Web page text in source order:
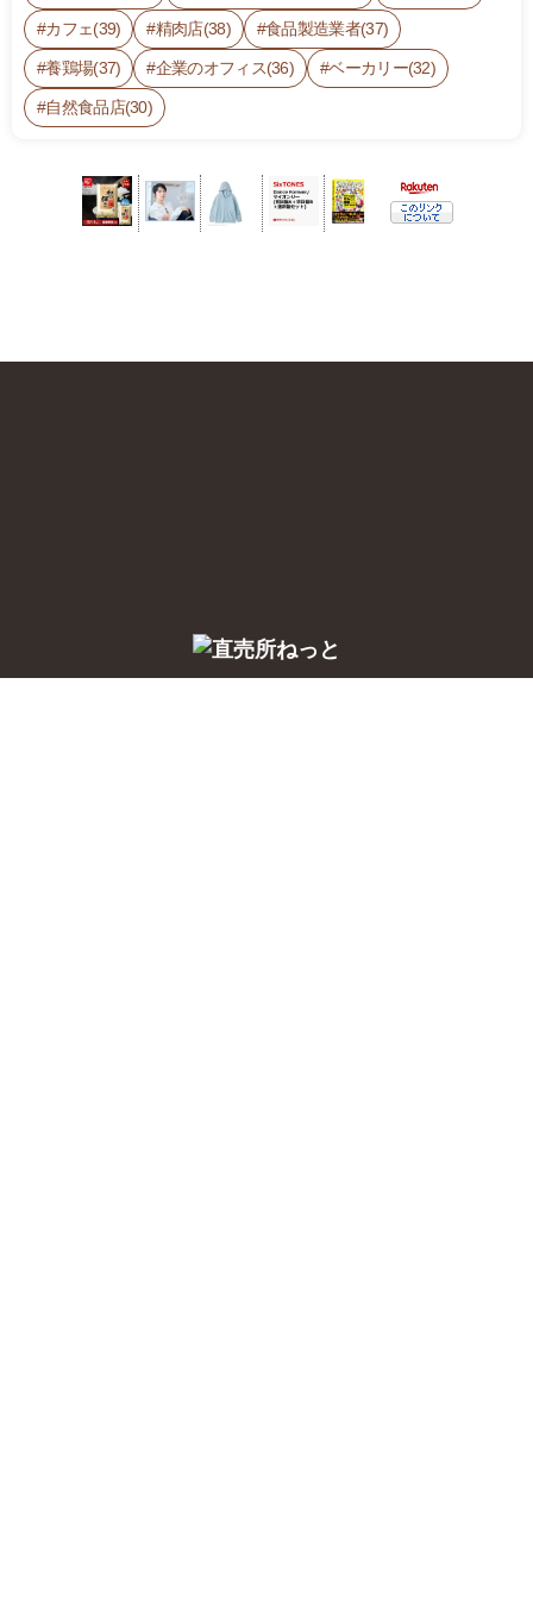
カフェ(39) 精肉店(38) 食品製造業者(37)
養鶏場(37) 企業のオフィス(36) ベーカリー(32)
自然食品店(30)